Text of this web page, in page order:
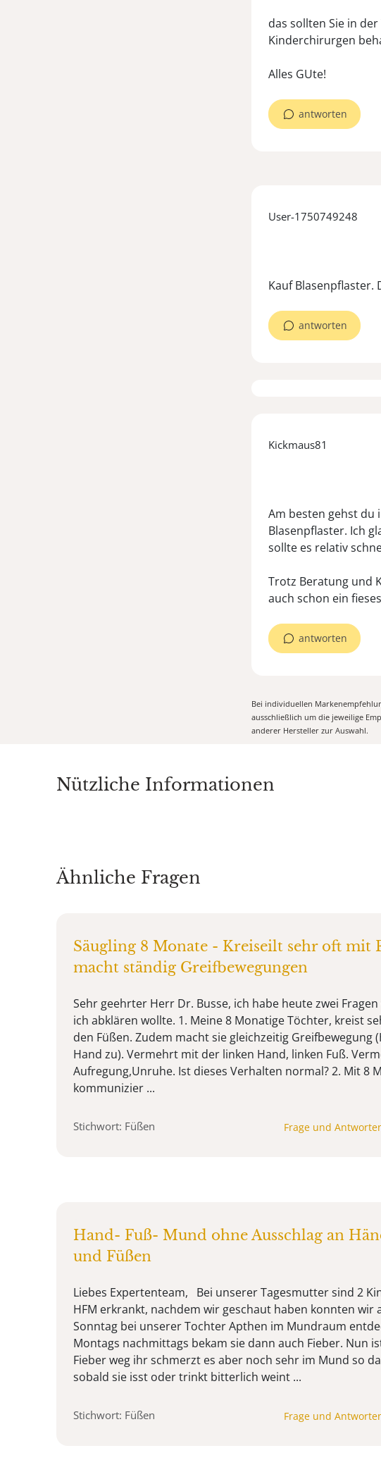
das sollten Sie in
Kinderchirurgen
antworten
User-1750749248
antworten
Kickmaus81
Am besten gehst du
Blasenpflaster. Ich
sollte es relativ
Trotz Beratung und
antworten
Bei individuellen
ausschließlich um die jeweilige
anderer Hersteller zur Auswahl.
Nützliche Informationen
Ähnliche Fragen
Säugling 8 Monate - Kreiseilt sehr oft mit
macht ständig Greifbewegungen
Sehr geehrter Herr Dr. Busse, ich habe heute zwei
ich abklären wollte. 1. Meine 8 Monatige Töchter, kreist
den Füßen. Zudem macht sie gleichzeitig Greifbewegung
Hand zu). Vermehrt mit der linken Hand, linken Fuß.
Aufregung,Unruhe. Ist dieses Verhalten normal? 2. Mit 8
kommunizier ...
Stichwort: Füßen Frage und
Hand- Fuß- Mund ohne Ausschlag an
und Füßen
Liebes Expertenteam, Bei unserer Tagesmutter sind 2
HFM erkrankt, nachdem wir geschaut haben konnten wir
Sonntag bei unserer Tochter Apthen im Mundraum
Montags nachmittags bekam sie dann auch Fieber. Nun
Fieber weg ihr schmerzt es aber noch sehr im Mund so
sobald sie isst oder trinkt bitterlich weint ...
Stichwort: Füßen Frage und